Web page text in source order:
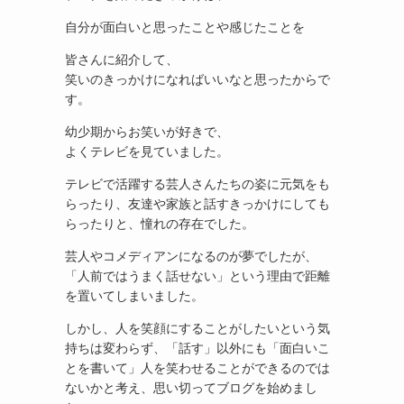
自分が面白いと思ったことや感じたことを
皆さんに紹介して、
笑いのきっかけになればいいなと思ったからで
す。
幼少期からお笑いが好きで、
よくテレビを見ていました。
テレビで活躍する芸人さんたちの姿に元気をも
らったり、友達や家族と話すきっかけにしても
らったりと、憧れの存在でした。
芸人やコメディアンになるのが夢でしたが、
「人前ではうまく話せない」という理由で距離
を置いてしまいました。
しかし、人を笑顔にすることがしたいという気
持ちは変わらず、「話す」以外にも「面白いこ
とを書いて」人を笑わせることができるのでは
ないかと考え、思い切ってブログを始めまし